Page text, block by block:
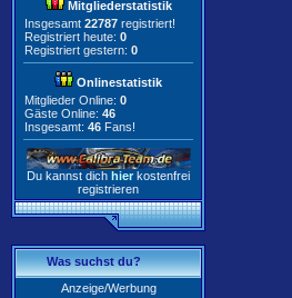
Mitgliederstatistik
Insgesamt 22787 registriert!
Registriert heute: 0
Registriert gestern: 0
Onlinestatistik
Mitglieder Online: 0
Gäste Online: 46
Insgesamt: 46 Fans!
Du kannst dich hier kostenfrei
registrieren
Was suchst du?
Anzeige/Werbung